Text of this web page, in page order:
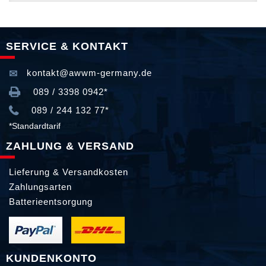
SERVICE & KONTAKT
kontakt@awwm-germany.de
089 / 3398 0942*
089 / 244 132 77*
*Standardtarif
ZAHLUNG & VERSAND
Lieferung & Versandkosten
Zahlungsarten
Batterieentsorgung
KUNDENKONTO